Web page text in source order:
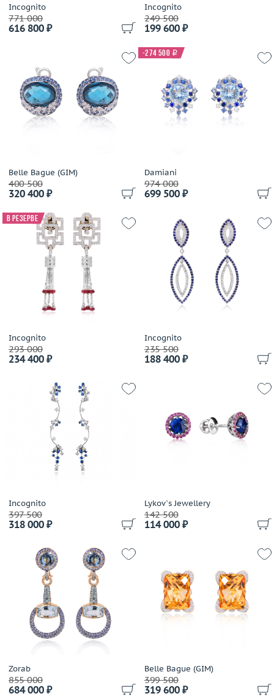
Incognito
771 000
616 800 ₽
Incognito
249 500
199 600 ₽
Belle Bague (GIM)
400 500
320 400 ₽
Damiani
974 000
699 500 ₽
-274 500 i
Incognito
293 000
234 400 ₽
В резерве
Incognito
235 500
188 400 ₽
Incognito
397 500
318 000 ₽
Lykov`s Jewellery
142 500
114 000 ₽
Zorab
855 000
684 000 ₽
Belle Bague (GIM)
399 500
319 600 ₽